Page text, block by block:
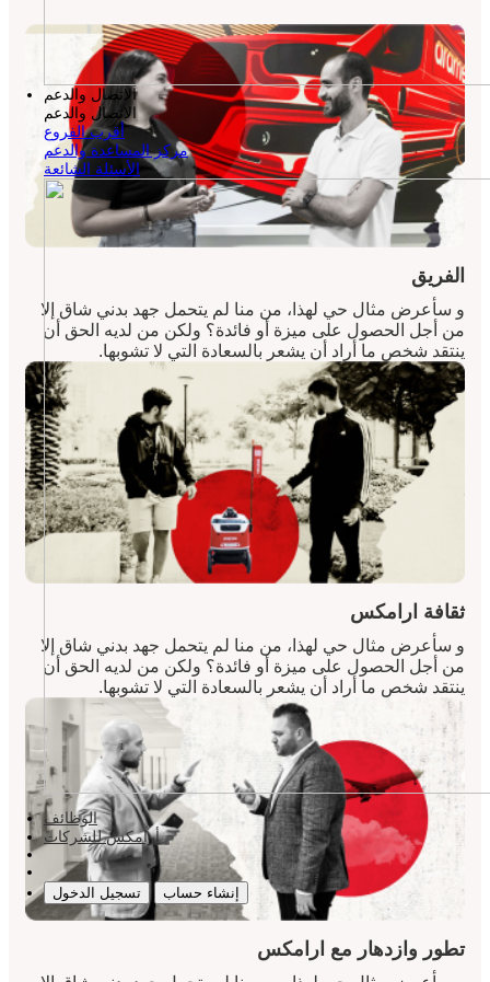
الاتصال والدعم
الاتصال والدعم
أقرب الفروع
مركز المساعدة والدعم
الأسئلة الشائعة
الوظائف
أرامكس للشركات
تسجيل الدخول إنشاء حساب
الفريق
و سأعرض مثال حي لهذا، من منا لم يتحمل جهد بدني شاق إلا
من أجل الحصول على ميزة أو فائدة؟ ولكن من لديه الحق أن
ينتقد شخص ما أراد أن يشعر بالسعادة التي لا تشوبها.
ثقافة ارامكس
و سأعرض مثال حي لهذا، من منا لم يتحمل جهد بدني شاق إلا
من أجل الحصول على ميزة أو فائدة؟ ولكن من لديه الحق أن
ينتقد شخص ما أراد أن يشعر بالسعادة التي لا تشوبها.
تطور وازدهار مع ارامكس